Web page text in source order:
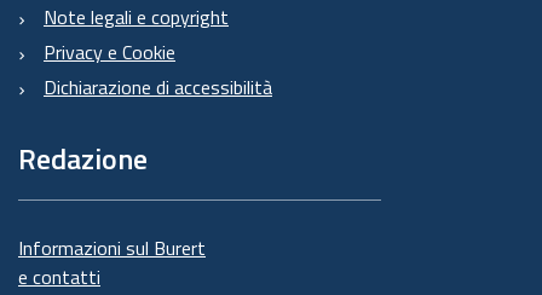
Note legali e copyright
Privacy e Cookie
Dichiarazione di accessibilità
Redazione
Informazioni sul Burert
e contatti